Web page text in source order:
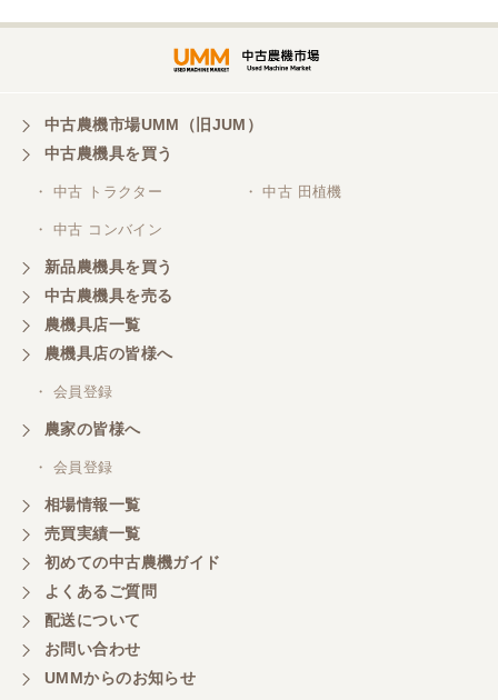
中古農機市場UMM（旧JUM）
中古農機具を買う
・ 中古 トラクター ・ 中古 田植機
・ 中古 コンバイン
新品農機具を買う
中古農機具を売る
農機具店一覧
農機具店の皆様へ
・ 会員登録
農家の皆様へ
・ 会員登録
相場情報一覧
売買実績一覧
初めての中古農機ガイド
よくあるご質問
配送について
お問い合わせ
UMMからのお知らせ